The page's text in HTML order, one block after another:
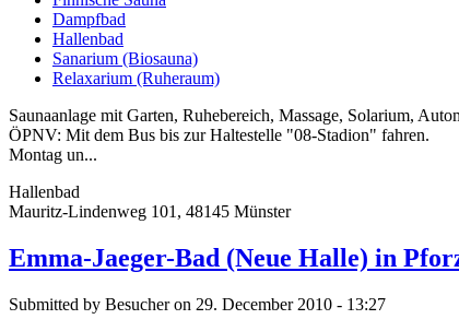
Dampfbad
Hallenbad
Sanarium (Biosauna)
Relaxarium (Ruheraum)
Saunaanlage mit Garten, Ruhebereich, Massage, Solarium,
ÖPNV: Mit dem Bus bis zur Haltestelle "08-Stadion" fahren.
Montag un...
Hallenbad
Mauritz-Lindenweg 101, 48145 Münster
Emma-Jaeger-Bad (Neue Halle) in
Submitted by Besucher on 29. December 2010 - 13:27